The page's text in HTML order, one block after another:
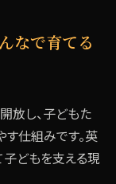
んなで育てる
放し、子どもた
仕組みです。英
どもを支える現